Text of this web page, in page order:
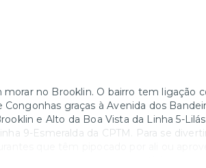
no Brooklin. O bairro tem ligação
graças à Avenida dos
e Alto da Boa Vista da Linha 5-
9-Esmeralda da CPTM. Para se
que contam com pratos típicos,